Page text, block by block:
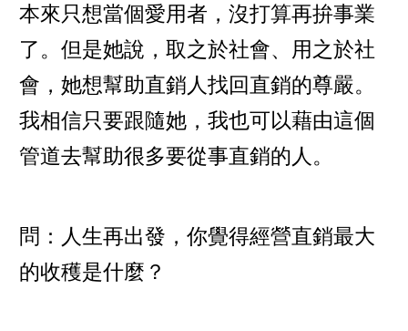
本來只想當個愛用者，沒打算再拚事業
了。但是她說，取之於社會、用之於社
會，她想幫助直銷人找回直銷的尊嚴。
我相信只要跟隨她，我也可以藉由這個
管道去幫助很多要從事直銷的人。
問：人生再出發，你覺得經營直銷最大
的收穫是什麼？